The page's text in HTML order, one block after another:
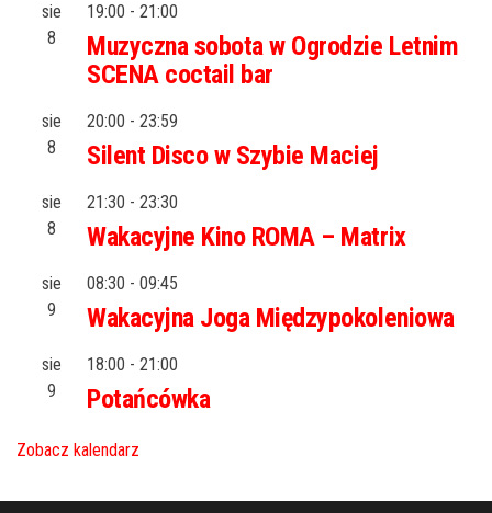
sie
8
19:00 - 21:00
Muzyczna sobota w Ogrodzie Letnim
SCENA coctail bar
sie
8
20:00 - 23:59
Silent Disco w Szybie Maciej
sie
8
21:30 - 23:30
Wakacyjne Kino ROMA – Matrix
sie
9
08:30 - 09:45
Wakacyjna Joga Międzypokoleniowa
sie
9
18:00 - 21:00
Potańcówka
Zobacz kalendarz